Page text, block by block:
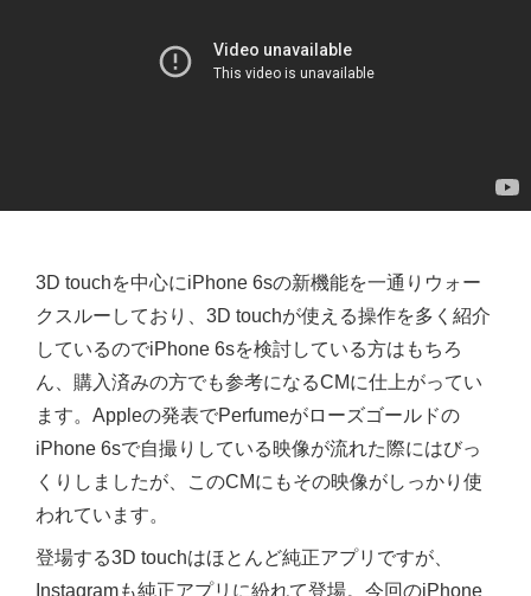
3D touchを中心にiPhone 6sの新機能を一通りウォー
クスルーしており、3D touchが使える操作を多く紹介
しているのでiPhone 6sを検討している方はもちろ
ん、購入済みの方でも参考になるCMに仕上がってい
ます。Appleの発表でPerfumeがローズゴールドの
iPhone 6sで自撮りしている映像が流れた際にはびっ
くりしましたが、このCMにもその映像がしっかり使
われています。
登場する3D touchはほとんど純正アプリですが、
Instagramも純正アプリに紛れて登場。今回のiPhone